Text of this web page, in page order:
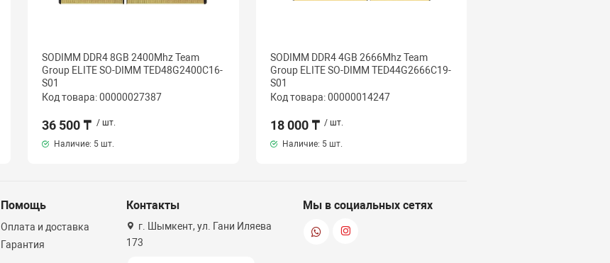
SODIMM DDR4 8GB 2400Mhz Team
Group ELITE SO-DIMM TED48G2400C16-
S01
Код товара: 00000027387
36 500 ₸ / шт.
Наличие: 5 шт.
SODIMM DDR4 4GB 2666Mhz Team
Group ELITE SO-DIMM TED44G2666C19-
S01
Код товара: 00000014247
18 000 ₸ / шт.
Наличие: 5 шт.
Помощь
Оплата и доставка
Гарантия
Контакты
г. Шымкент, ул. Гани Иляева
173
Мы в социальных сетях